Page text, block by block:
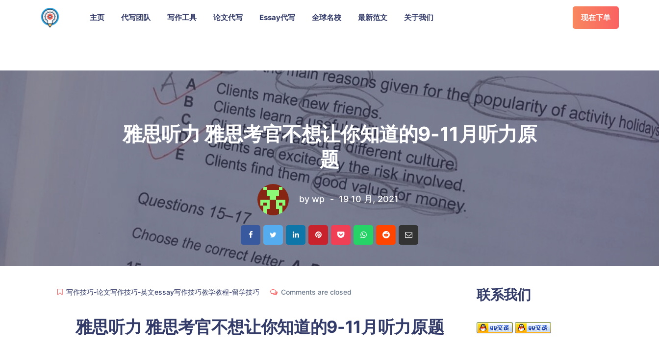
主页 代写团队 写作工具 论文代写 Essay代写 全球名校 最新范文 关于我们 现在下单
雅思听力 雅思考官不想让你知道的9-11月听力原
题
by wp 19 10 月, 2021
写作技巧-论文写作技巧-英文essay写作技巧教学教程-留学技巧 Comments are closed
雅思听力 雅思考官不想让你知道的9-11月听力原题
联系我们